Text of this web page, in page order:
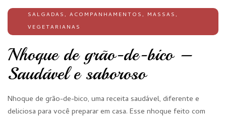
SALGADAS, ACOMPANHAMENTOS, MASSAS,
VEGETARIANAS
Nhoque de grão-de-bico –
Saudável e saboroso
Nhoque de grão-de-bico, uma receita saudável, diferente e
deliciosa para você preparar em casa. Esse nhoque feito com